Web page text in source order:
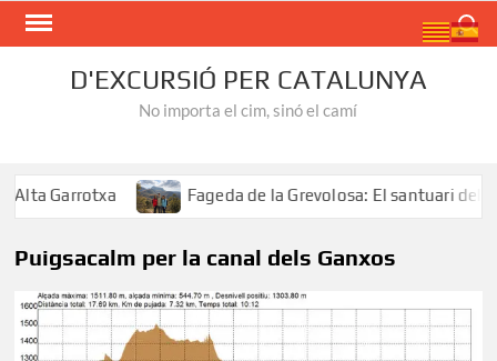
Skip
D'EXCURSIÓ PER CATALUNYA
No importa el cim, sinó el camí
Garrotxa Fageda de la Grevolosa: El santuari dels
Puigsacalm per la canal dels Ganxos